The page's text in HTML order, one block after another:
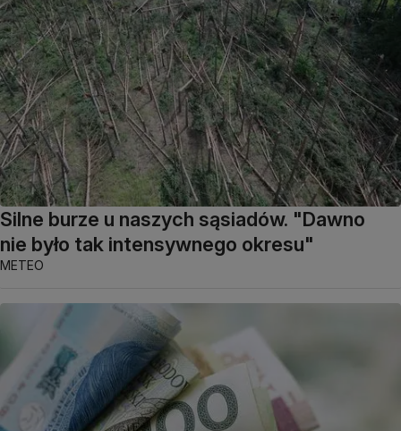
Silne burze u naszych sąsiadów. "Dawno
nie było tak intensywnego okresu"
METEO